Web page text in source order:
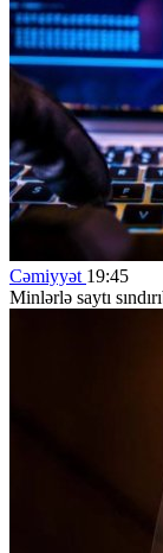
Cəmiyyət 19:45
Minlərlə saytı